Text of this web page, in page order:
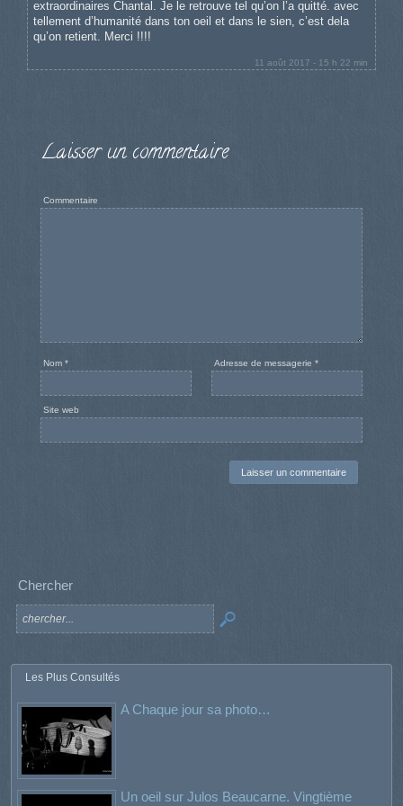
extraordinaires Chantal. Je le retrouve tel qu’on l’a quitté. avec
tellement d’humanité dans ton oeil et dans le sien, c’est dela
qu’on retient. Merci !!!!
11 août 2017 - 15 h 22 min
Laisser un commentaire
Commentaire
Nom * Adresse de messagerie *
Site web
Chercher
Les Plus Consultés
A Chaque jour sa photo…
Un oeil sur Julos Beaucarne. Vingtième